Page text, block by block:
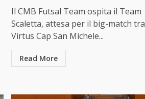
Il CMB Futsal Team ospita il Team
Scaletta, attesa per il big-match tra
Virtus Cap San Michele...
Read More